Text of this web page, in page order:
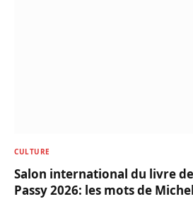
CULTURE
Salon international du livre
Passy 2026: les mots de